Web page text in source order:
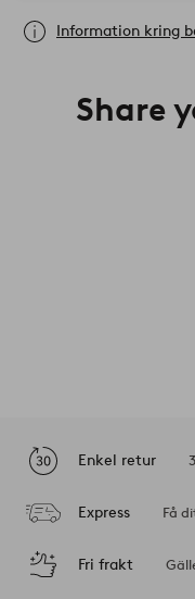
Information kring
Share
Enkel retur
Express Få
Fri frakt